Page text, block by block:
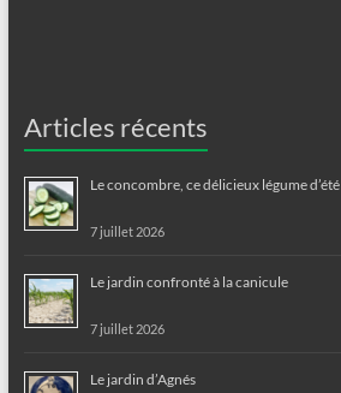
Articles récents
Le concombre, ce délicieux légume d’été
7 juillet 2026
Le jardin confronté à la canicule
7 juillet 2026
Le jardin d’Agnés